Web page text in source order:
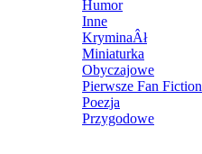
Humor
Inne
KryminaÂł
Miniaturka
Obyczajowe
Pierwsze Fan Fiction
Poezja
Przygodowe